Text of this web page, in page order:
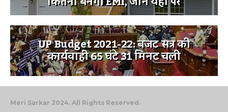
UP Budget 2021-22: बजट सत्र की
कार्यवाही 65 घंटे 31 मिनट चली
Meri Sarkar 2024. All Rights Reserved.